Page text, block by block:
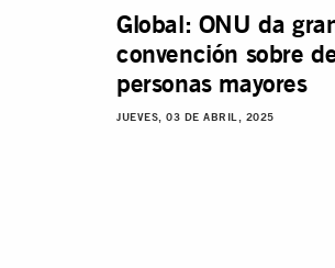
Global: ONU da
convención sobre
personas mayores
JUEVES, 03 DE ABRIL, 2025